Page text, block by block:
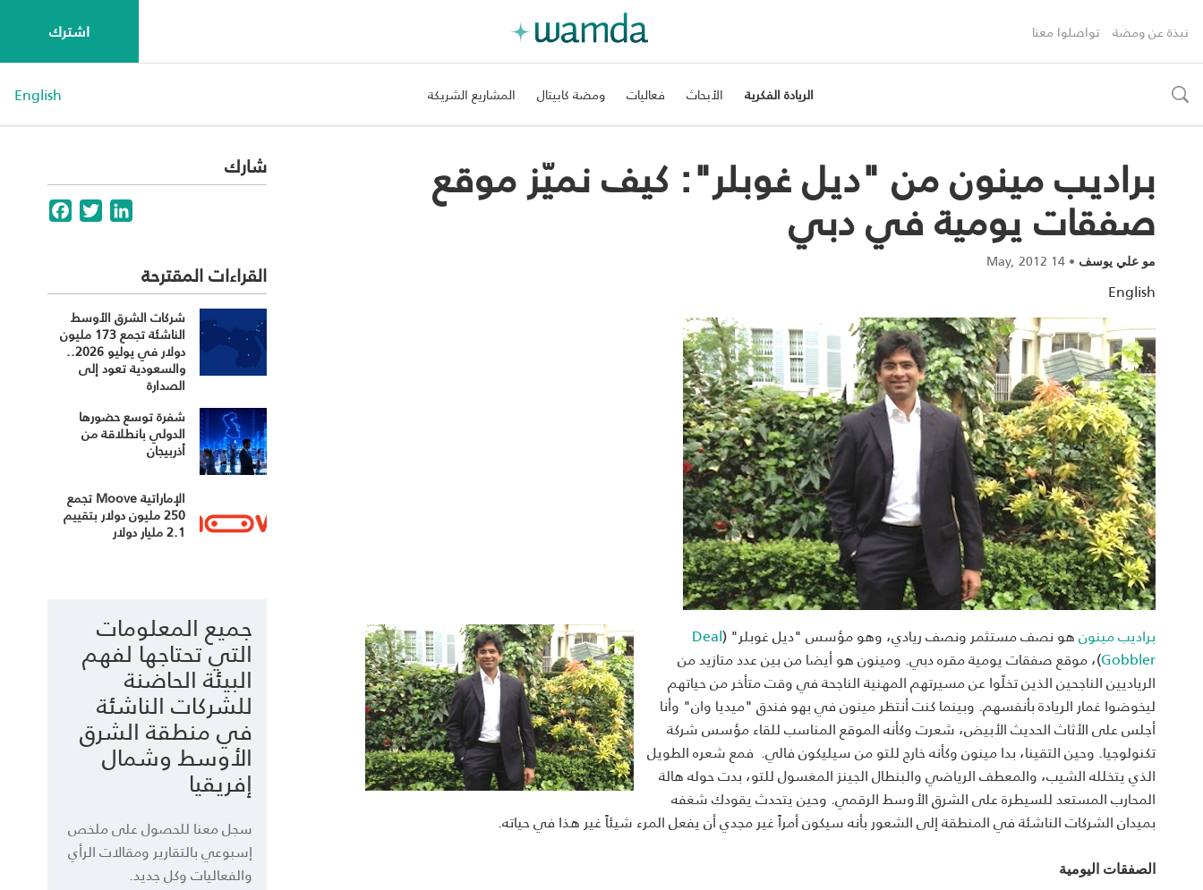
نبذة عن ومضة تواصلوا معنا اشترك
toggle
الريادة الفكرية الأبحاث فعاليات ومضة كابيتال المشاريع الشريكة English
براديب مينون من "ديل غوبلر": كيف نميّز موقع
صفقات يومية في دبي
مو علي يوسف •
14 May, 2012
English
براديب مينونهو نصف مستثمر ونصف ريادي، وهو مؤسس "ديل غوبلر" (Deal
Gobbler)، موقع صفقات يومية مقره دبي. ومينون هو أيضا من بين عدد متازيد من
الرياديين الناجحين الذين تخلّوا عن مسيرتهم المهنية الناجحة في وقت متأخر من حياتهم
ليخوضوا غمار الريادة بأنفسهم. وبينما كنت أنتظر مينون في بهو فندق "ميديا وان" وأنا
أجلس على الأثاث الحديث الأبيض، شعرت وكأنه الموقع المناسب للقاء مؤسس شركة
تكنولوجيا. وحين التقينا، بدا مينون وكأنه خارج للتو من سيليكون فالي. فمع شعره الطويل
الذي يتخلله الشيب، والمعطف الرياضي والبنطال الجينز المغسول للتو، بدت حوله هالة
المحارب المستعد للسيطرة على الشرق الأوسط الرقمي. وحين يتحدث يقودك شغفه
بميدان الشركات الناشئة في المنطقة إلى الشعور بأنه سيكون أمراً غير مجدي أن يفعل المرء شيئاً غير هذا في حياته.
الصفقات اليومية
شارك
FacebookTwitterLinkedIn
القراءات المقترحة
شركات الشرق الأوسط
الناشئة تجمع 173 مليون
دولار في يوليو 2026..
والسعودية تعود إلى
الصدارة
شفرة توسع حضورها
الدولي بانطلاقة من
أذربيجان
الإماراتية Moove تجمع
250 مليون دولار بتقييم
2.1 مليار دولار
جميع المعلومات
التي تحتاجها لفهم
البيئة الحاضنة
للشركات الناشئة
في منطقة الشرق
الأوسط وشمال
إفريقيا
سجل معنا للحصول على ملخص
إسبوعي بالتقارير ومقالات الرأي
والفعاليات وكل جديد.